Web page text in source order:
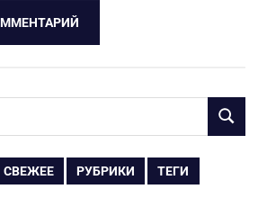
ПОИСК
СВЕЖЕЕ РУБРИКИ ТЕГИ